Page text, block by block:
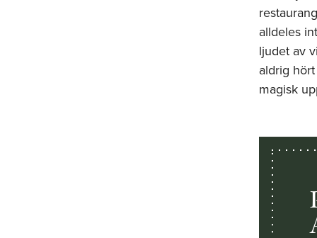
alldeles
ljudet av
aldrig
magisk